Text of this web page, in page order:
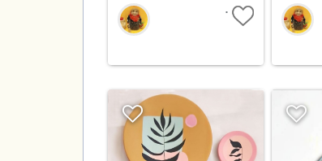
0